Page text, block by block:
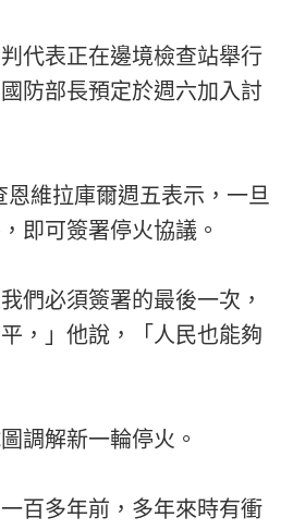
代表正在邊境檢查站舉行
防部長預定於週六加入討
恩維拉庫爾週五表示，一旦
即可簽署停火協議。
們必須簽署的最後一次，
，」他說，「人民也能夠
調解新一輪停火。
百多年前，多年來時有衝